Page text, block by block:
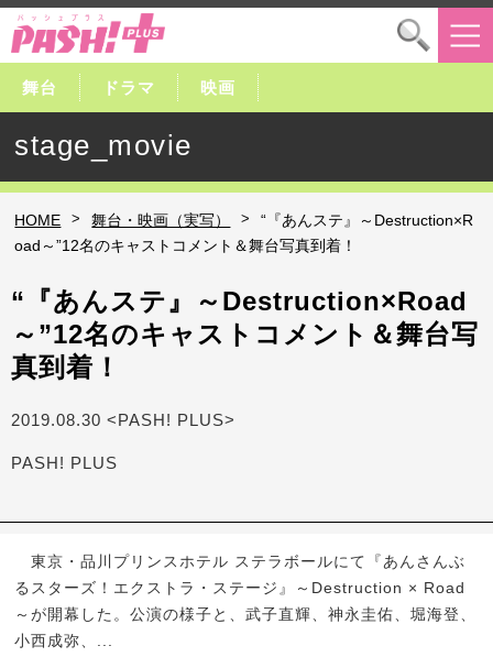
舞台 ドラマ 映画
stage_movie
HOME > 舞台・映画（実写） >
“『あんステ』～Destruction×R
oad～”12名のキャストコメント＆舞台写真到着！
“『あんステ』～Destruction×Road
～”12名のキャストコメント＆舞台写
真到着！
2019.08.30 <PASH! PLUS>
PASH! PLUS
東京・品川プリンスホテル ステラボールにて『あんさんぶ
るスターズ！エクストラ・ステージ』～Destruction × Road
～が開幕した。公演の様子と、武子直輝、神永圭佑、堀海登、
小西成弥、...